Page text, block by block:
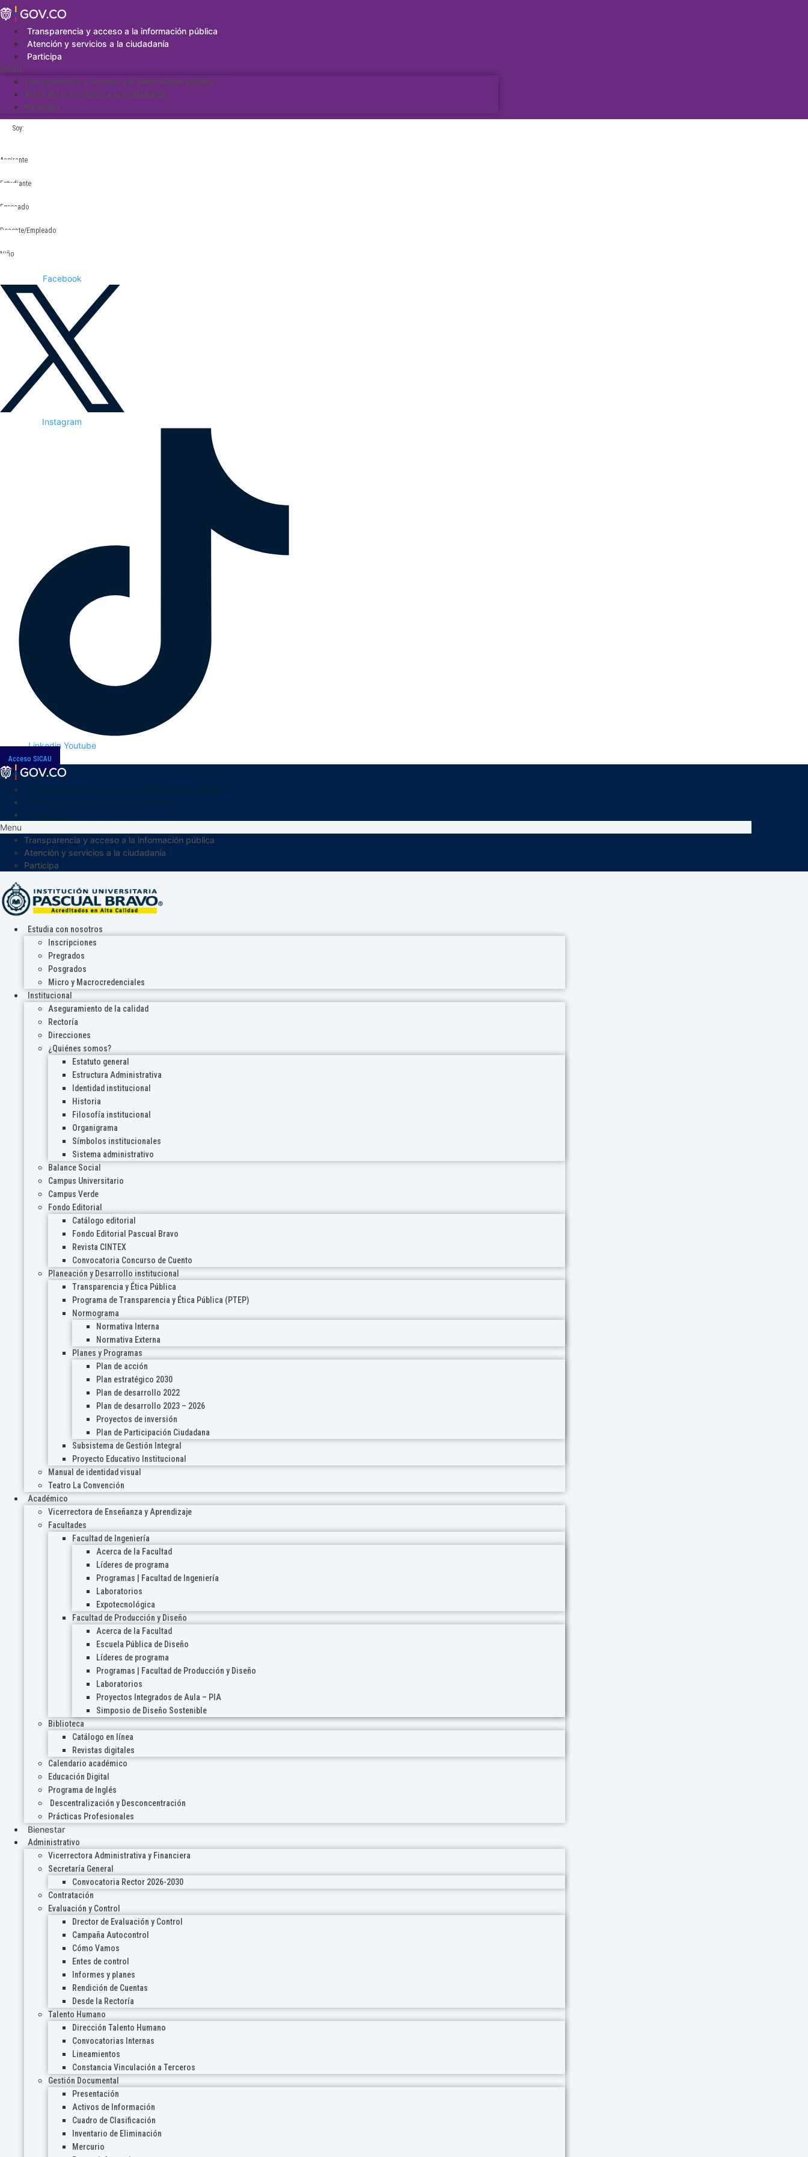
Saltar
al
contenidoTransparencia y acceso a la información pública
Atención y servicios a la ciudadanía
Participa
Menu
Transparencia y acceso a la información pública
Atención y servicios a la ciudadanía
Participa
Soy:
Aspirante
Estudiante
Egresado
Docente/Empleado
Niño
Facebook
Instagram
Linkedin Youtube
Acceso SICAU
Menu
Transparencia y acceso a la información pública
Atención y servicios a la ciudadanía
Participa
Estudia con nosotros
Inscripciones
Pregrados
Posgrados
Micro y Macrocredenciales
Institucional
Aseguramiento de la calidad
Rectoría
Direcciones
¿Quiénes somos?
Estatuto general
Estructura Administrativa
Identidad institucional
Historia
Filosofía institucional
Organigrama
Símbolos institucionales
Sistema administrativo
Balance Social
Campus Universitario
Campus Verde
Fondo Editorial
Catálogo editorial
Fondo Editorial Pascual Bravo
Revista CINTEX
Convocatoria Concurso de Cuento
Planeación y Desarrollo institucional
Transparencia y Ética Pública
Programa de Transparencia y Ética Pública (PTEP)
Normograma
Normativa Interna
Normativa Externa
Planes y Programas
Plan de acción
Plan estratégico 2030
Plan de desarrollo 2022
Plan de desarrollo 2023 – 2026
Proyectos de inversión
Plan de Participación Ciudadana
Subsistema de Gestión Integral
Proyecto Educativo Institucional
Manual de identidad visual
Teatro La Convención
Académico
Vicerrectora de Enseñanza y Aprendizaje
Facultades
Facultad de Ingeniería
Acerca de la Facultad
Líderes de programa
Programas | Facultad de Ingeniería
Laboratorios
Expotecnológica
Facultad de Producción y Diseño
Acerca de la Facultad
Escuela Pública de Diseño
Líderes de programa
Programas | Facultad de Producción y Diseño
Laboratorios
Proyectos Integrados de Aula – PIA
Simposio de Diseño Sostenible
Biblioteca
Catálogo en línea
Revistas digitales
Calendario académico
Educación Digital
Programa de Inglés
Descentralización y Desconcentración
Prácticas Profesionales
Bienestar
Administrativo
Vicerrectora Administrativa y Financiera
Secretaría General
Convocatoria Rector 2026-2030
Contratación
Evaluación y Control
Drector de Evaluación y Control
Campaña Autocontrol
Cómo Vamos
Entes de control
Informes y planes
Rendición de Cuentas
Desde la Rectoría
Talento Humano
Dirección Talento Humano
Convocatorias Internas
Lineamientos
Constancia Vinculación a Terceros
Gestión Documental
Presentación
Activos de Información
Cuadro de Clasificación
Inventario de Eliminación
Mercurio